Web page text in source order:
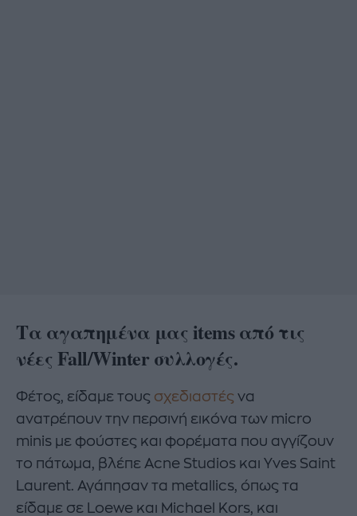
Τα αγαπημένα μας items από τις
νέες Fall/Winter συλλογές.
Φέτος, είδαμε τους σχεδιαστές να
ανατρέπουν την περσινή εικόνα των micro
minis με φούστες και φορέματα που αγγίζουν
το πάτωμα, βλέπε Acne Studios και Yves Saint
Laurent. Αγάπησαν τα metallics, όπως τα
είδαμε σε Loewe και Michael Kors, και